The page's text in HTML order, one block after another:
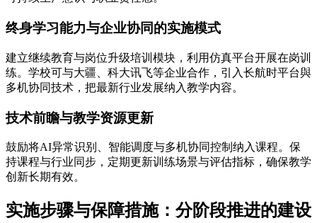
终身学习能力与企业协同的实施模式
建立继续教育与岗位升级培训模块，利用仿真平台开展在岗训
练。学校可与大疆、科大讯飞等企业合作，引入长航时平台與
多机协同技术，把最新行业发展纳入教学内容。
技术前瞻与教学资源更新
鼓励将AI异常识别、智能调度与多机协同控制纳入课程。保
持课程与行业同步，定期更新训练场景与评估指标，确保教学
创新长期有效。
实施步骤与保障措施：分阶段推进的建设